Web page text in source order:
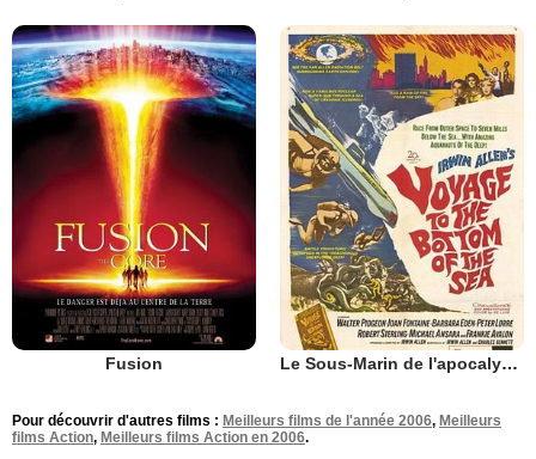
Fusion Le Sous-Marin de l'apocalypse
Pour découvrir d'autres films : Meilleurs films de l'année 2006, Meilleurs
films Action, Meilleurs films Action en 2006.